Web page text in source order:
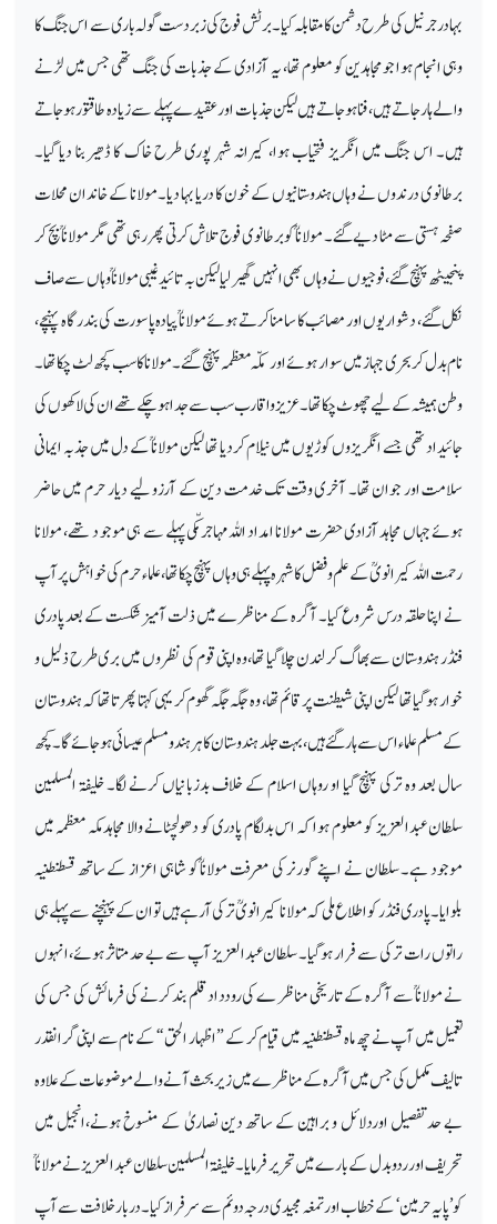
بہادر جرنیل کی طرح دشمن کا مقابلہ کیا۔ برٹش فوج کی زبردست گولہ باری سے اس جنگ کا
وہی انجام ہوا جو مجاہدین کو معلوم تھا، یہ آزادی کے جذبات کی جنگ تھی جس میں لڑنے
والے ہارجاتے ہیں،فنا ہوجاتے ہیں لیکن جذبات اور عقیدے پہلے سے زیادہ طاقتور ہوجاتے
ہیں۔ اس جنگ میں انگریز فتحیاب ہوا، کیرانہ شہر پوری طرح خاک کا ڈھیر بنا دیا گیا۔
برطانوی درندوں نے وہاں ہندوستانیوں کے خون کا دریا بہا دیا۔ مولانا کے خاندان محلات
صفحہ ہستی سے مٹا دیے گئے۔ مولاناؒ کو برطانوی فوج تلاش کرتی پھررہی تھی مگر مولاناؒ بچ کر
پنجیٹھ پہنچ گئے،فوجیوں نے وہاں بھی انہیں گھیر لیا لیکن بہ تائید غیبی مولاناؒ وہاں سے صاف
نکل گئے، دشواریوں اور مصائب کا سامنا کرتے ہوئے مولاناؒ پیادہ پاسورت کی بندرگاہ پہنچے،
نام بدل کر بحری جہاز میں سوار ہوئے اور مکّہ معظمہ پہنچ گئے۔مولانا کا سب کچھ لٹ چکا تھا۔
وطن ہمیشہ کے لیے چھوٹ چکاتھا۔ عزیز واقارب سب سے جدا ہوچکے تھے ان کی لاکھوں کی
جائیداد تھی جسے انگریزوں کوڑیوں میں نیلام کردیا تھا لیکن مولاناؒ کے دل میں جذبہ ایمانی
سلامت اور جوان تھا۔ آخری وقت تک خدمت دین کے آرزو لیے دیار حرم میں حاضر
ہوئے جہاں مجاہد آزادی حضرت مولانا امداد اللہ مہاجر مکّی پہلے سے ہی موجو د تھے، مولانا
رحمت اللہ کیرانویؒ کے علم و فضل کاشہرہ پہلے ہی وہاں پہنچ چکا تھا، علماء حرم کی خواہش پر آپ
نے اپنا حلقہ درس شروع کیا۔ آگرہ کے مناظرے میں ذلت آمیز شکست کے بعد پادری
فنڈر ہندوستان سے بھاگ کر لندن چلا گیا تھا،وہ اپنی قوم کی نظروں میں بری طرح ذلیل و
خوار ہوگیا تھا لیکن اپنی شیطنت پر قائم تھا، وہ جگہ جگہ گھوم کر یہی کہتا پھرتاتھا کہ ہندوستان
کے مسلم علماء اس سے ہار گئے ہیں، بہت جلد ہندوستا ن کا ہر ہندو مسلم عیسائی ہوجائے گا۔کچھ
سال بعد وہ ترکی پہنچ گیا او روہاں اسلام کے خلاف بدزبانیاں کرنے لگا۔ خلیفۃ المسلمین
سلطان عبدالعزیز کو معلوم ہوا کہ اس بدلگام پادری کو دھولچٹانے والا مجاہد مکہ معظمہ میں
موجود ہے۔ سلطان نے اپنے گورنر کی معرفت مولاناؒ کو شاہی اعزاز کے ساتھ قسطنطنیہ
بلوایا۔ پادری فنڈر کواطلاع ملی کہ مولانا کیرانویؒ ترکی آرہے ہیں تو ان کے پہنچنے سے پہلے ہی
راتوں رات ترکی سے فرار ہوگیا۔ سلطان عبدالعزیز آپ سے بے حد متاثر ہوئے،انہوں
نے مولاناؒ سے آگرہ کے تاریخی مناظر ے کی رودداد قلم بند کرنے کی فرمائش کی جس کی
تعمیل میں آپ نے چھ ماہ قسطنطنیہ میں قیام کر کے ”اظہار الحق“ کے نام سے اپنی گرانقدر
تالیف مکمل کی جس میں آگرہ کے مناظرے میں زیر بحث آنے والے موضوعات کے علاوہ
بے حد تفصیل اوردلائل و براہین کے ساتھ دین نصاریٰ کے منسوخ ہونے،انجیل میں
تحریف اور ردوبدل کے بارے میں تحریر فرمایا۔ خلیفۃ المسلمین سلطان عبدالعزیز نے مولاناؒ
کو ’پایہ حرمین‘ کے خطاب اور تمغہ مجیدی درجہ دوئم سے سرفراز کیا۔ دربار خلافت سے آپ